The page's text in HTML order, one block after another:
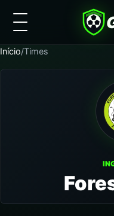
Início/Times